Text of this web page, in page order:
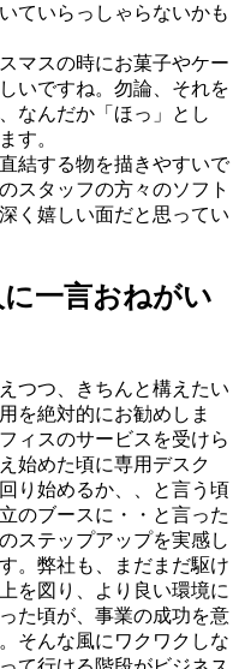
ていらっしゃらないかも
マスの時にお菓子やケー
いですね。勿論、それを
なんだか「ほっ」とし
す。
結する物を描きやすいで
スタッフの方々のソフト
く嬉しい面だと思ってい
一言おねがい
つつ、きちんと構えたい
を絶対的にお勧めしま
ィスのサービスを受けら
始めた頃に専用デスク
り始めるか、、と言う頃
のブースに・・と言った
ステップアップを実感し
。弊社も、まだまだ駆け
を図り、より良い環境に
た頃が、事業の成功を意
そんな風にワクワクしな